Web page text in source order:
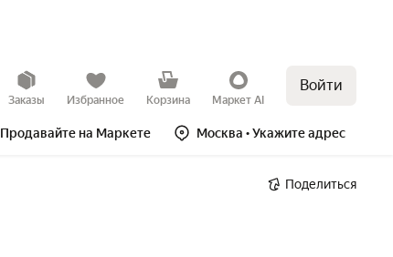
Заказы Избранное Корзина Маркет AI
Войти
Продавайте на Маркете Москва • Укажите адрес
Поделиться